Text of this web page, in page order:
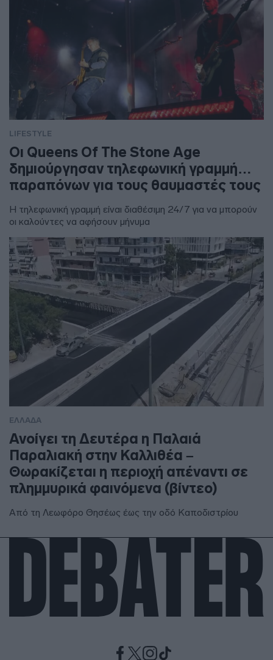
LIFESTYLE
Οι Queens Of The Stone Age
δημιούργησαν τηλεφωνική γραμμή…
παραπόνων για τους θαυμαστές τους
Η τηλεφωνική γραμμή είναι διαθέσιμη 24/7 για να μπορούν
οι καλούντες να αφήσουν μήνυμα
ΕΛΛΑΔΑ
Ανοίγει τη Δευτέρα η Παλαιά
Παραλιακή στην Καλλιθέα –
Θωρακίζεται η περιοχή απέναντι σε
πλημμυρικά φαινόμενα (βίντεο)
Από τη Λεωφόρο Θησέως έως την οδό Καποδιστρίου